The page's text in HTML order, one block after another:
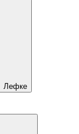
Лефке